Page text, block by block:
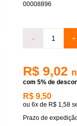
00008896
- +
R$ 9,02
com 5% de
R$ 9,50
ou 6x de R$ 1,58
Prazo de